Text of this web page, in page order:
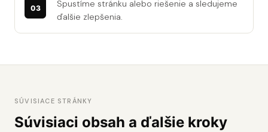
Spustíme stránku alebo riešenie a sledujeme
ďalšie zlepšenia.
SÚVISIACE STRÁNKY
Súvisiaci obsah a ďalšie kroky